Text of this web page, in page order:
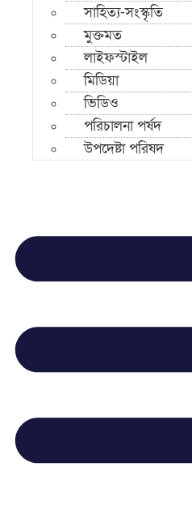
সাহিত্য-সংস্কৃতি
মুক্তমত
লাইফস্টাইল
মিডিয়া
ভিডিও
পরিচালনা পর্ষদ
উপদেষ্টা পরিষদ